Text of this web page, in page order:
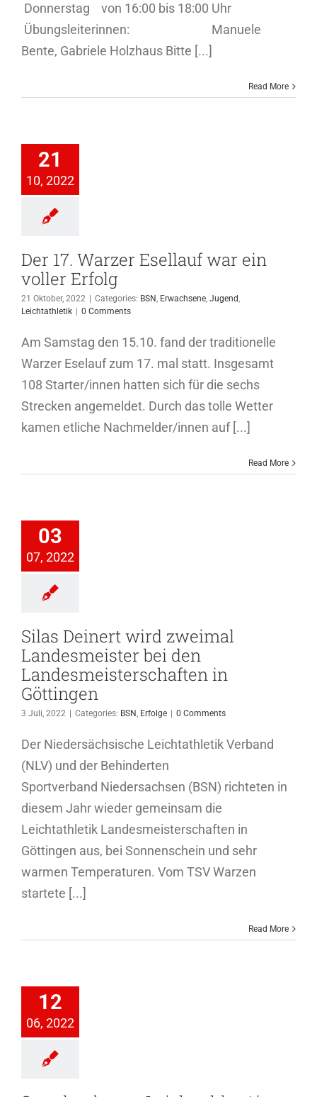
Donnerstag von 16:00 bis 18:00 Uhr
Übungsleiterinnen: Manuele
Bente, Gabriele Holzhaus Bitte [...]
Read More
21
10, 2022
war ein
Erfolg
Jugend
Der 17. Warzer Esellauf war ein
voller Erfolg
21 Oktober, 2022 Categories: BSN, Erwachsene, Jugend,
Leichtathletik
0 Comments
Am Samstag den 15.10. fand der traditionelle
Warzer Eselauf zum 17. mal statt. Insgesamt
108 Starter/innen hatten sich für die sechs
Strecken angemeldet. Durch das tolle Wetter
kamen etliche Nachmelder/innen auf [...]
Read More
03
07, 2022
den
Silas Deinert wird zweimal
Landesmeister bei den
Landesmeisterschaften in
Göttingen
3 Juli, 2022 Categories: BSN, Erfolge 0 Comments
Der Niedersächsische Leichtathletik Verband
(NLV) und der Behinderten
Sportverband Niedersachsen (BSN) richteten in
diesem Jahr wieder gemeinsam die
Leichtathletik Landesmeisterschaften in
Göttingen aus, bei Sonnenschein und sehr
warmen Temperaturen. Vom TSV Warzen
startete [...]
Read More
12
06, 2022
2021
und